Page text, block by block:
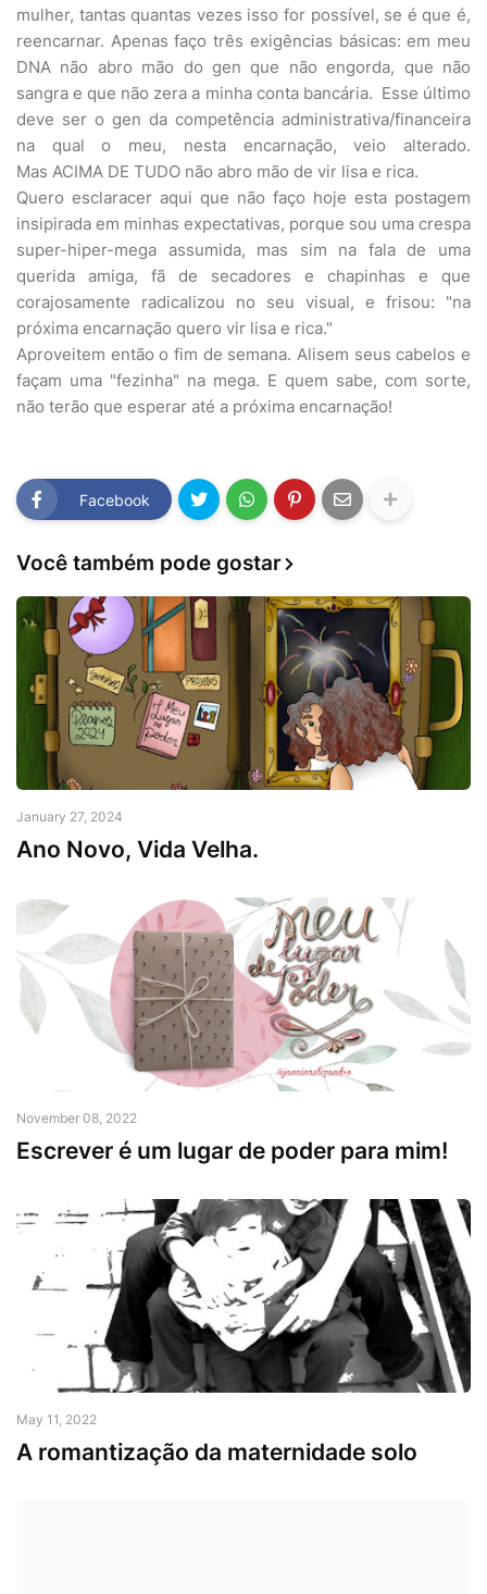
mulher, tantas quantas vezes isso for possível, se é que é,
reencarnar. Apenas faço três exigências básicas: em meu
DNA não abro mão do gen que não engorda, que não
sangra e que não zera a minha conta bancária. Esse último
deve ser o gen da competência administrativa/financeira
na qual o meu, nesta encarnação, veio alterado.
Mas ACIMA DE TUDO não abro mão de vir lisa e rica.
Quero esclaracer aqui que não faço hoje esta postagem
insipirada em minhas expectativas, porque sou uma crespa
super-hiper-mega assumida, mas sim na fala de uma
querida amiga, fã de secadores e chapinhas e que
corajosamente radicalizou no seu visual, e frisou: "na
próxima encarnação quero vir lisa e rica."
Aproveitem então o fim de semana. Alisem seus cabelos e
façam uma "fezinha" na mega. E quem sabe, com sorte,
não terão que esperar até a próxima encarnação!
Facebook
Você também pode gostar
January 27, 2024
Ano Novo, Vida Velha.
November 08, 2022
Escrever é um lugar de poder para mim!
May 11, 2022
A romantização da maternidade solo